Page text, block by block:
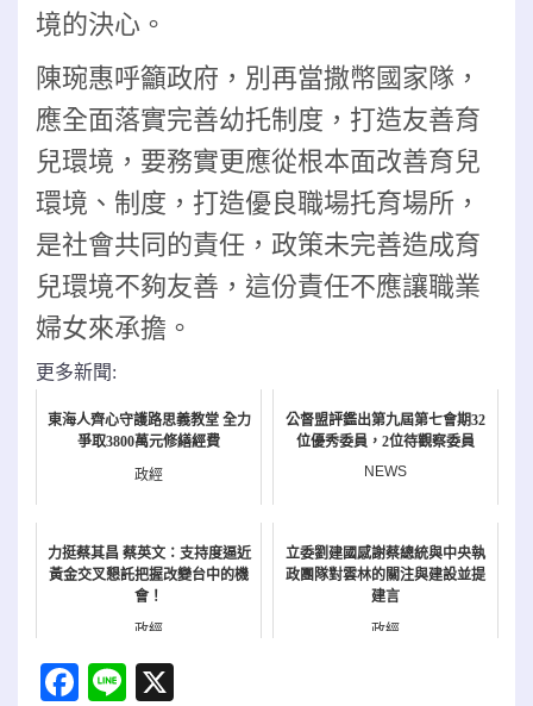
境的決心。
陳琬惠呼籲政府，別再當撒幣國家隊，
應全面落實完善幼托制度，打造友善育
兒環境，要務實更應從根本面改善育兒
環境、制度，打造優良職場托育場所，
是社會共同的責任，政策未完善造成育
兒環境不夠友善，這份責任不應讓職業
婦女來承擔。
更多新聞:
東海人齊心守護路思義教堂 全力
爭取3800萬元修繕經費
政經
公督盟評鑑出第九屆第七會期32
位優秀委員，2位待觀察委員
NEWS
力挺蔡其昌 蔡英文：支持度逼近
黃金交叉懇託把握改變台中的機
會！
政經
立委劉建國感謝蔡總統與中央執
政團隊對雲林的關注與建設並提
建言
政經
Facebook
Line